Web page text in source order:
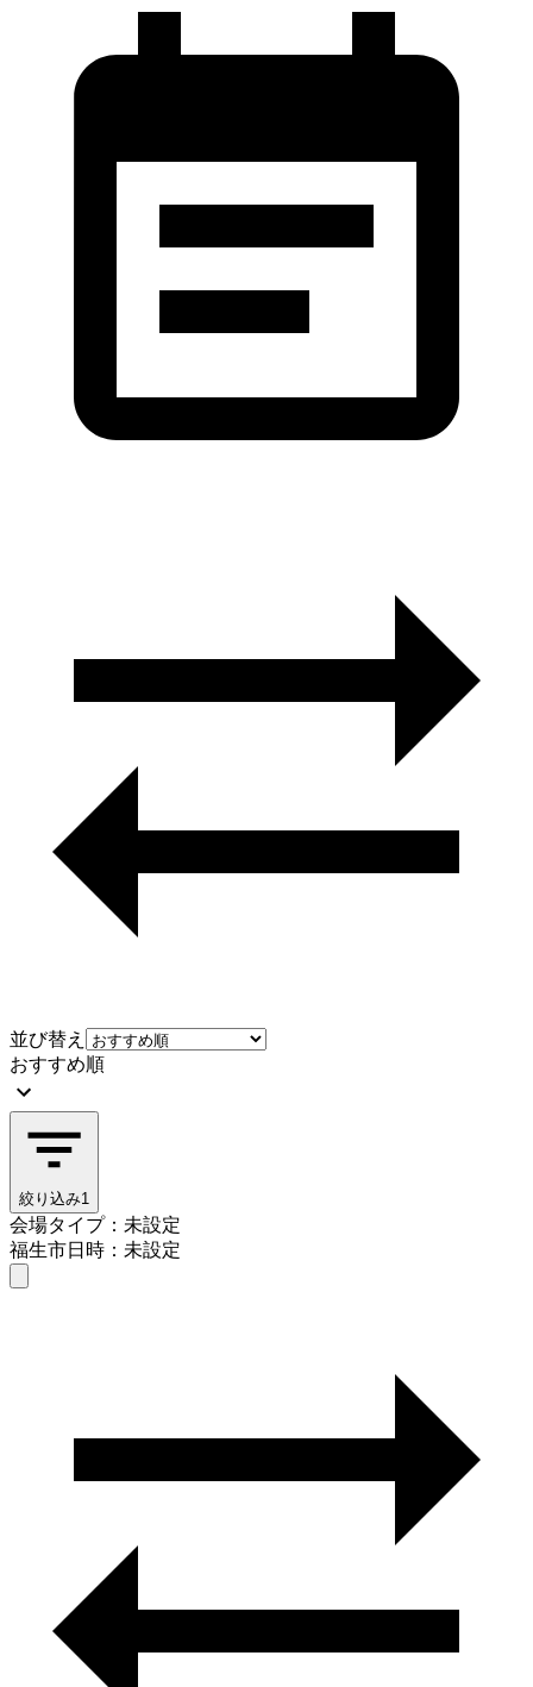
並び替え
おすすめ順
絞り込み1
会場タイプ：未設定
福生市日時：未設定